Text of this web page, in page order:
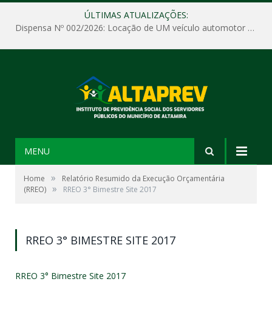
ÚLTIMAS ATUALIZAÇÕES:
Dispensa Nº 002/2026: Locação de UM veículo automotor sem motorista, tipo passeio, com seguro total e quilometragem livre, para atender as demandas operacionais e administrativas do Instituto de Previdência Social dos Servidores Públicos do Município de Altamira – PA – ALTAPREV.
MENU
Home »
Relatório Resumido da Execução Orçamentária
(RREO) » RREO 3° Bimestre Site 2017
RREO 3° BIMESTRE SITE 2017
RREO 3° Bimestre Site 2017